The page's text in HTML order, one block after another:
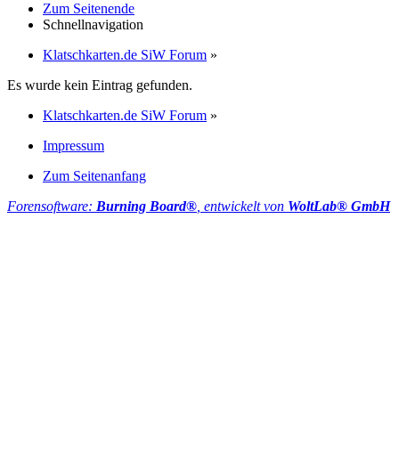
Zum Seitenende
Schnellnavigation
Klatschkarten.de SiW Forum »
Es wurde kein Eintrag gefunden.
Klatschkarten.de SiW Forum »
Impressum
Zum Seitenanfang
Forensoftware: Burning Board® , entwickelt von WoltLab® GmbH